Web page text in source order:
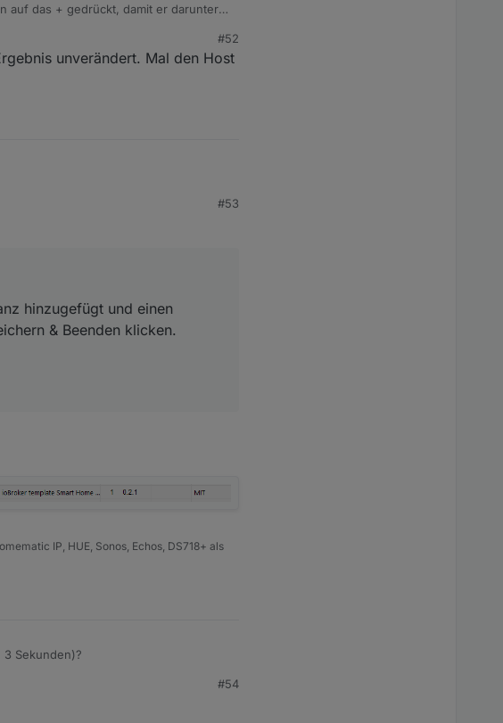
auf das + gedrückt, damit er darunter
#52
unverändert. Mal den Host
hinzugefügt und einen Beispieltimer
klicken. Lediglich der Abbruch-
#53
hinzugefügt und einen
& Beenden klicken.
IP, HUE, Sonos, Echos, DS718+ als
Sekunden)?
#54